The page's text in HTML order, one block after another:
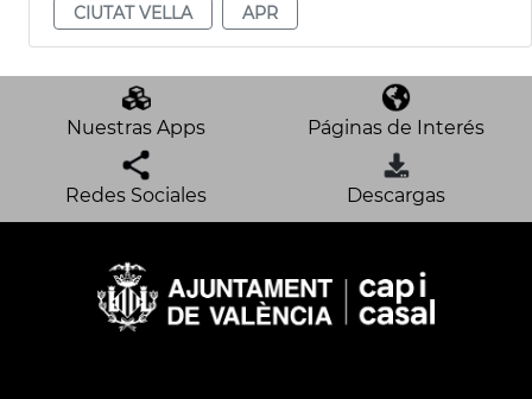
CIUTAT VELLA
APR
Nuestras Apps Páginas de Interés
Redes Sociales Descargas